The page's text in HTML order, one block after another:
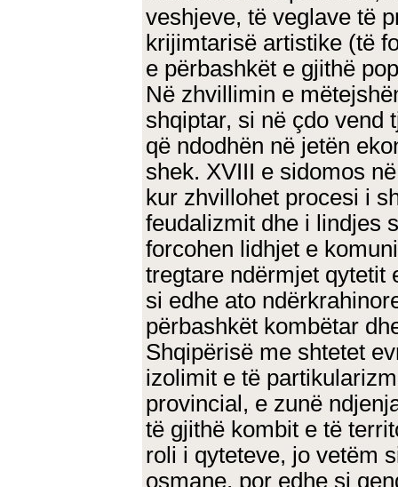
veshjeve, të veglave të
krijimtarisë artistike (të
e përbashkët e gjithë
Në zhvillimin e
shqiptar, si në çdo vend
që ndodhën në jetën
shek. XVIII e sidomos
kur zhvillohet procesi i
feudalizmit dhe i lindjes
forcohen lidhjet e
tregtare ndërmjet qytetit
si edhe ato
përbashkët kombëtar
Shqipërisë me shtetet
izolimit e të
provincial, e zunë
të gjithë kombit e të
roli i qyteteve, jo vetëm
osmane, por edhe si